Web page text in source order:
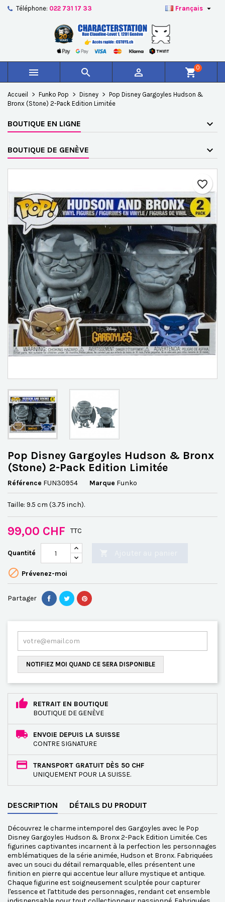
Téléphone: 022 731 17 33 Français 
   shopping_cart0
Accueil Funko Pop Disney
Pop Disney Gargoyles Hudson &
Bronx (Stone) 2-Pack Edition Limitée
BOUTIQUE EN LIGNE
BOUTIQUE DE GENÈVE
favorite_border
Pop Disney Gargoyles Hudson & Bronx
(Stone) 2-Pack Edition Limitée
Référence FUN30954 Marque Funko
Taille: 9.5 cm (3.75 inch).
99,00 CHF TTC
Quantité
 Prévenez-moi
Partager
NOTIFIEZ MOI QUAND CE SERA DISPONIBLE
RETRAIT EN BOUTIQUE
BOUTIQUE DE GENÈVE
ENVOIE DEPUIS LA SUISSE
CONTRE SIGNATURE
TRANSPORT GRATUIT DÈS 50 CHF
UNIQUEMENT POUR LA SUISSE.
DESCRIPTION DÉTAILS DU PRODUIT
Découvrez le charme intemporel des Gargoyles avec le Pop
Disney Gargoyles Hudson & Bronx 2-Pack Edition Limitée. Ces
figurines captivantes incarnent à la perfection les personnages
emblématiques de la série animée, Hudson et Bronx. Fabriquées
avec un souci du détail remarquable, elles présentent une
finition en pierre qui accentue leur allure mystique et antique.
Chaque figurine est soigneusement sculptée pour capturer
l'essence et l'attitude des personnages, rendant cet ensemble
Créer une nouvelle liste
Nom de la liste d'envies
Annuler Créer une liste d'envies
Vous devez être connecté pour ajouter des produits à
votre liste d'envies.